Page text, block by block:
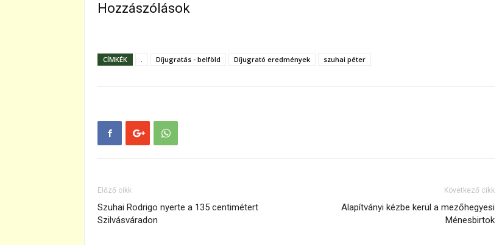
Hozzászólások
CÍMKÉK . Díjugratás - belföld Díjugrató eredmények szuhai péter
Előző cikk
Szuhai Rodrigo nyerte a 135 centimétert
Szilvásváradon
Következő cikk
Alapítványi kézbe kerül a mezőhegyesi
Ménesbirtok